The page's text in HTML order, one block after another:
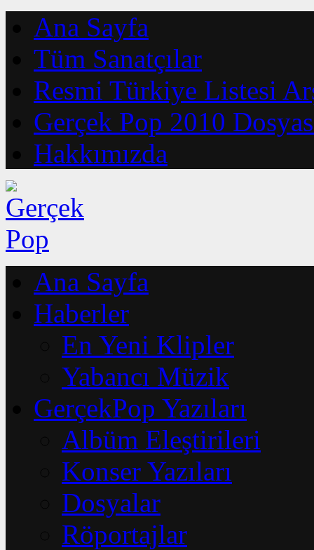
Ana Sayfa
Tüm Sanatçılar
Resmi Türkiye Listesi
Gerçek Pop 2010
Hakkımızda
Ana Sayfa
Haberler
En Yeni Klipler
Yabancı Müzik
GerçekPop Yazıları
Albüm Eleştirileri
Konser Yazıları
Dosyalar
Röportajlar